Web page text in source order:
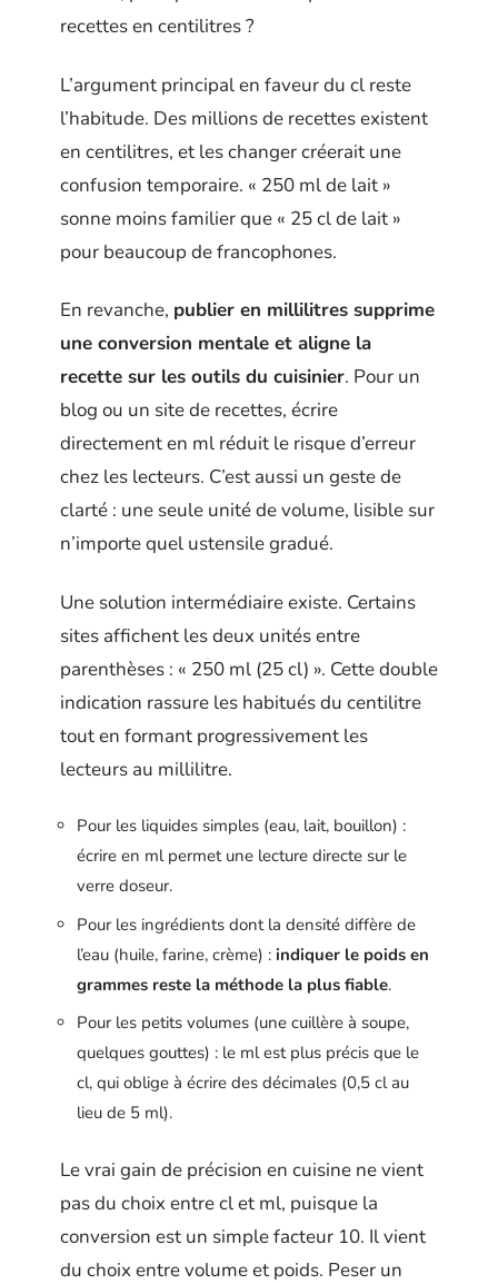
recettes en centilitres ?
L’argument principal en faveur du cl reste
l’habitude. Des millions de recettes existent
en centilitres, et les changer créerait une
confusion temporaire. « 250 ml de lait »
sonne moins familier que « 25 cl de lait »
pour beaucoup de francophones.
En revanche, publier en millilitres supprime
une conversion mentale et aligne la
recette sur les outils du cuisinier. Pour un
blog ou un site de recettes, écrire
directement en ml réduit le risque d’erreur
chez les lecteurs. C’est aussi un geste de
clarté : une seule unité de volume, lisible sur
n’importe quel ustensile gradué.
Une solution intermédiaire existe. Certains
sites affichent les deux unités entre
parenthèses : « 250 ml (25 cl) ». Cette double
indication rassure les habitués du centilitre
tout en formant progressivement les
lecteurs au millilitre.
Pour les liquides simples (eau, lait, bouillon) :
écrire en ml permet une lecture directe sur le
verre doseur.
Pour les ingrédients dont la densité diffère de
l’eau (huile, farine, crème) : indiquer le poids en
grammes reste la méthode la plus fiable.
Pour les petits volumes (une cuillère à soupe,
quelques gouttes) : le ml est plus précis que le
cl, qui oblige à écrire des décimales (0,5 cl au
lieu de 5 ml).
Le vrai gain de précision en cuisine ne vient
pas du choix entre cl et ml, puisque la
conversion est un simple facteur 10. Il vient
du choix entre volume et poids. Peser un